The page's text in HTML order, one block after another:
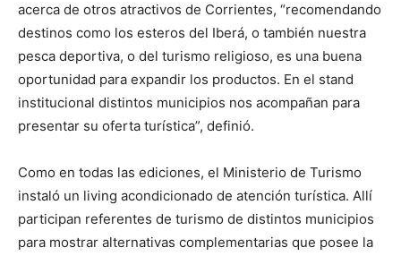
acerca de otros atractivos de Corrientes, “recomendando
destinos como los esteros del Iberá, o también nuestra
pesca deportiva, o del turismo religioso, es una buena
oportunidad para expandir los productos. En el stand
institucional distintos municipios nos acompañan para
presentar su oferta turística”, definió.
Como en todas las ediciones, el Ministerio de Turismo
instaló un living acondicionado de atención turística. Allí
participan referentes de turismo de distintos municipios
para mostrar alternativas complementarias que posee la